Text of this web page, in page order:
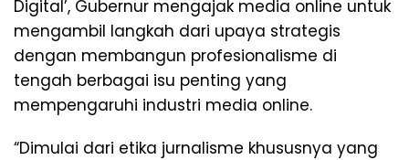
Digital’, Gubernur mengajak media online untuk
mengambil langkah dari upaya strategis
dengan membangun profesionalisme di
tengah berbagai isu penting yang
mempengaruhi industri media online.
“Dimulai dari etika jurnalisme khususnya yang